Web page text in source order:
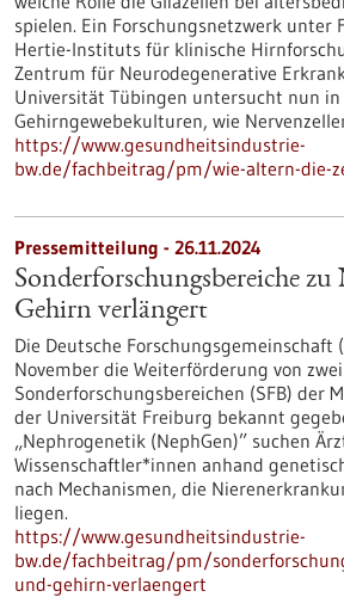
spielen. Ein Forschungsnetzwerk unter
Hertie-Instituts für klinische
Zentrum für Neurodegenerative
Universität Tübingen untersucht nun in
Gehirngewebekulturen, wie
https://www.gesundheitsindustrie-
bw.de/fachbeitrag/pm/wie-altern-die-
Pressemitteilung - 26.11.2024
Sonderforschungsbereiche
Gehirn verlängert
Die Deutsche Forschungsgemeinschaft
November die Weiterförderung von zwei
Sonderforschungsbereichen (SFB) der
der Universität Freiburg bekannt
„Nephrogenetik (NephGen)” suchen
Wissenschaftler*innen anhand
nach Mechanismen, die
liegen.
https://www.gesundheitsindustrie-
bw.de/fachbeitrag/pm/
und-gehirn-verlaengert